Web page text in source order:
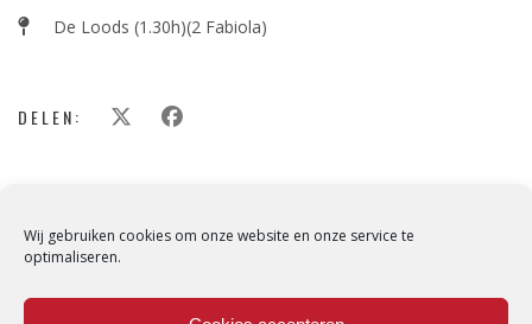
Wij gebruiken cookies om onze website en onze service te
optimaliseren.
De Loods (1.30h)(2 Fabiola)
DELEN: